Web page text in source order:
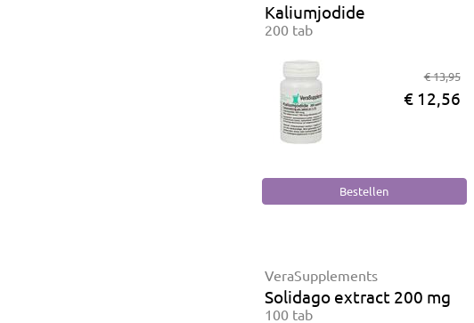
Kaliumjodide
200 tab
€ 13,95
€ 12,56
VeraSupplements
Solidago extract 200 mg
100 tab